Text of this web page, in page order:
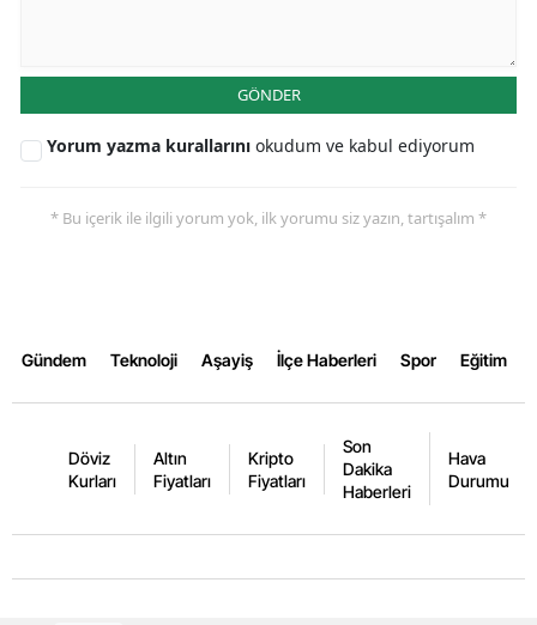
GÖNDER
Yorum yazma kurallarını okudum ve kabul ediyorum
* Bu içerik ile ilgili yorum yok, ilk yorumu siz yazın, tartışalım *
Gündem Teknoloji Aşayiş İlçe Haberleri Spor Eğitim
Döviz
Kurları
Altın
Fiyatları
Kripto
Fiyatları
Son
Dakika
Haberleri
Hava
Durumu